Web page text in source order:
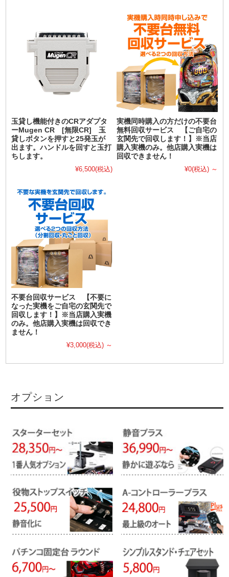
玉貸し機能付きのCRアダプタ
ーMugen CR [無限CR] 玉
貸しボタンを押すと25発玉が
出ます。ハンドルを回すと玉打
ちします。
¥6,500(税込)
実機同時購入の方だけの不要台
無料回収サービス 【ご自宅の
玄関先で回収します！】※当店
購入実機のみ。他店購入実機は
回収できません！
¥0(税込) ～
不要台回収サービス 【不要に
なった実機をご自宅の玄関先で
回収します！】※当店購入実機
のみ。他店購入実機は回収でき
ません！
¥3,000(税込) ～
オプション